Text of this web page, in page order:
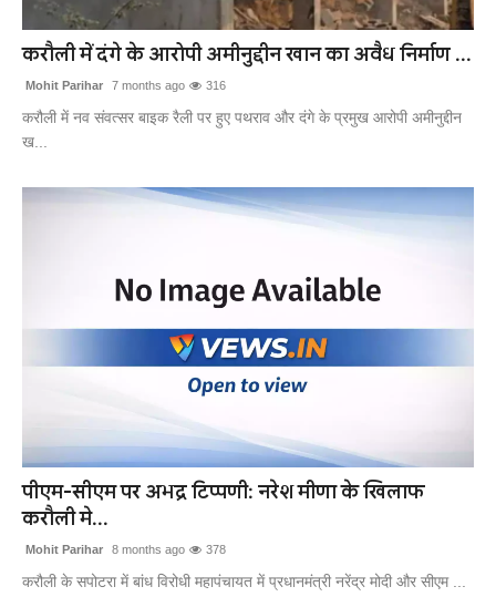
करौली में दंगे के आरोपी अमीनुद्दीन खान का अवैध निर्माण ...
Mohit Parihar 7 months ago 316
करौली में नव संवत्सर बाइक रैली पर हुए पथराव और दंगे के प्रमुख आरोपी अमीनुद्दीन
ख...
पीएम-सीएम पर अभद्र टिप्पणी: नरेश मीणा के खिलाफ
करौली मे...
Mohit Parihar 8 months ago 378
करौली के सपोटरा में बांध विरोधी महापंचायत में प्रधानमंत्री नरेंद्र मोदी और सीएम ...